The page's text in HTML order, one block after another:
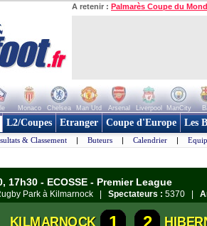
A retenir : Palmarès Coupe du
Monaco Chelsea Man Utd Arsenal Liverpool ManCity
L2/Coupes Etranger Coupe d'Europe Les
& Classement | Buteurs | Calendrier |
17h30 - ECOSSE - Premier League
Park à Kilmarnock | Spectateurs : 5370 |
KILMARNOCK 1 2